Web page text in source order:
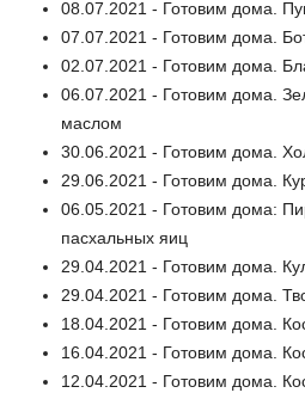
08.07.2021 - Готовим дома.
07.07.2021 - Готовим дома.
02.07.2021 - Готовим дома.
06.07.2021 - Готовим дома.
маслом
30.06.2021 - Готовим дома.
29.06.2021 - Готовим дома.
06.05.2021 - Готовим дома:
пасхальных яиц
29.04.2021 - Готовим дома.
29.04.2021 - Готовим дома.
18.04.2021 - Готовим дома.
16.04.2021 - Готовим дома.
12.04.2021 - Готовим дома.